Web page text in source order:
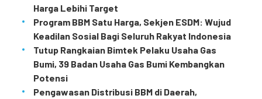
Harga Lebihi Target
Program BBM Satu Harga, Sekjen ESDM: Wujud
Keadilan Sosial Bagi Seluruh Rakyat Indonesia
Tutup Rangkaian Bimtek Pelaku Usaha Gas
Bumi, 39 Badan Usaha Gas Bumi Kembangkan
Potensi
Pengawasan Distribusi BBM di Daerah,